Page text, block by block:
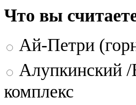
Что вы
Ай-Петри
Алупкинский
комплекс